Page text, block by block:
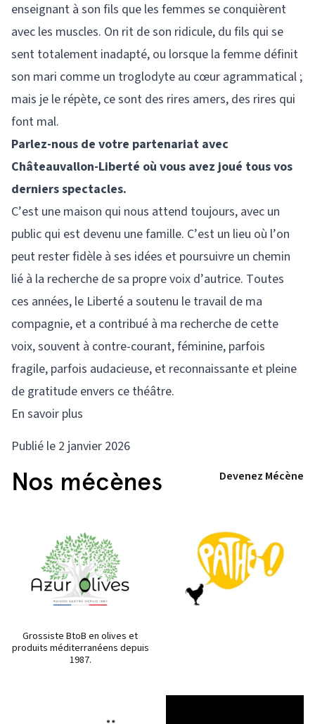
enseignant à son fils que les femmes se conquièrent
avec les muscles. On rit de son ridicule, du fils qui se
sent totalement inadapté, ou lorsque la femme définit
son mari comme un troglodyte au cœur agrammatical ;
mais je le répète, ce sont des rires amers, des rires qui
font mal.
Parlez-nous de votre partenariat avec
Châteauvallon-Liberté où vous avez joué tous vos
derniers spectacles.
C’est une maison qui nous attend toujours, avec un
public qui est devenu une famille. C’est un lieu où l’on
peut rester fidèle à ses idées et poursuivre un chemin
lié à la recherche de sa propre voix d’autrice. Toutes
ces années, le Liberté a soutenu le travail de ma
compagnie, et a contribué à ma recherche de cette
voix, souvent à contre-courant, féminine, parfois
fragile, parfois audacieuse, et reconnaissante et pleine
de gratitude envers ce théâtre.
En savoir plus
Publié le 2 janvier 2026
Nos mécènes Devenez Mécène
Grossiste BtoB en olives et
produits méditerranéens depuis
1987.